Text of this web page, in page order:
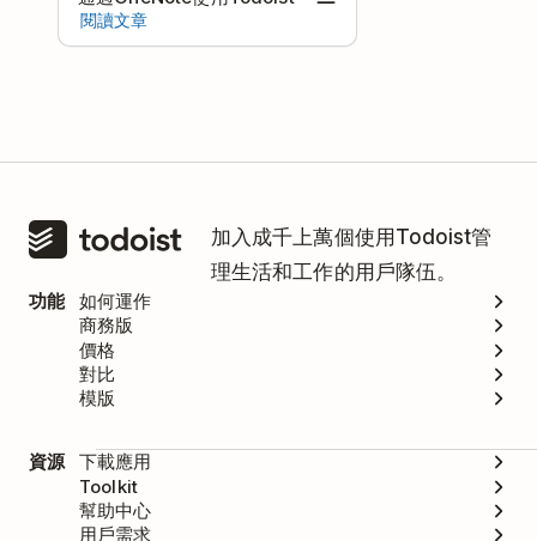
閱讀文章
加入成千上萬個使用Todoist管
理生活和工作的用戶隊伍。
功能
如何運作
商務版
價格
對比
模版
資源
下載應用
Toolkit
幫助中心
用戶需求